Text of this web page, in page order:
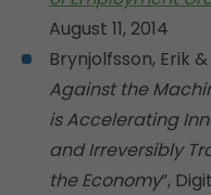
August 11, 2014
Brynjolfsson, Erik
Against the
is Accelerating
and Irreversibly
the Economy”,